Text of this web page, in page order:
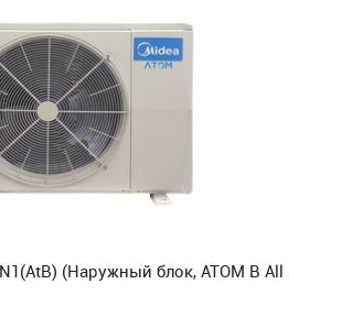
(Наружный блок, ATOM B All